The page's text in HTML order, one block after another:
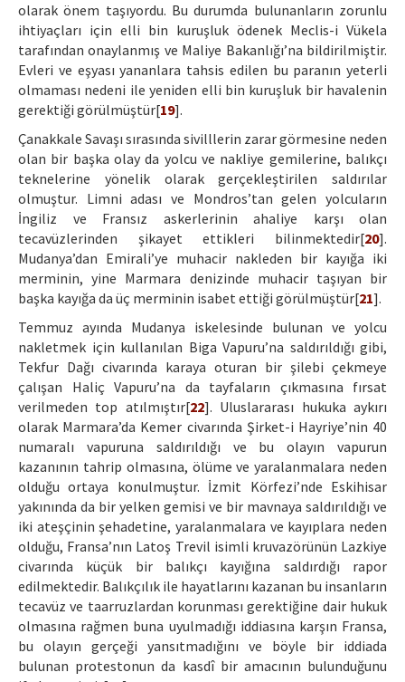
olarak önem taşıyordu. Bu durumda bulunanların zorunlu
ihtiyaçları için elli bin kuruşluk ödenek Meclis-i Vükela
tarafından onaylanmış ve Maliye Bakanlığı’na bildirilmiştir.
Evleri ve eşyası yananlara tahsis edilen bu paranın yeterli
olmaması nedeni ile yeniden elli bin kuruşluk bir havalenin
gerektiği görülmüştür[19].
Çanakkale Savaşı sırasında sivilllerin zarar görmesine neden
olan bir başka olay da yolcu ve nakliye gemilerine, balıkçı
teknelerine yönelik olarak gerçekleştirilen saldırılar
olmuştur. Limni adası ve Mondros’tan gelen yolcuların
İngiliz ve Fransız askerlerinin ahaliye karşı olan
tecavüzlerinden şikayet ettikleri bilinmektedir[20].
Mudanya’dan Emirali’ye muhacir nakleden bir kayığa iki
merminin, yine Marmara denizinde muhacir taşıyan bir
başka kayığa da üç merminin isabet ettiği görülmüştür[21].
Temmuz ayında Mudanya iskelesinde bulunan ve yolcu
nakletmek için kullanılan Biga Vapuru’na saldırıldığı gibi,
Tekfur Dağı civarında karaya oturan bir şilebi çekmeye
çalışan Haliç Vapuru’na da tayfaların çıkmasına fırsat
verilmeden top atılmıştır[22]. Uluslararası hukuka aykırı
olarak Marmara’da Kemer civarında Şirket-i Hayriye’nin 40
numaralı vapuruna saldırıldığı ve bu olayın vapurun
kazanının tahrip olmasına, ölüme ve yaralanmalara neden
olduğu ortaya konulmuştur. İzmit Körfezi’nde Eskihisar
yakınında da bir yelken gemisi ve bir mavnaya saldırıldığı ve
iki ateşçinin şehadetine, yaralanmalara ve kayıplara neden
olduğu, Fransa’nın Latoş Trevil isimli kruvazörünün Lazkiye
civarında küçük bir balıkçı kayığına saldırdığı rapor
edilmektedir. Balıkçılık ile hayatlarını kazanan bu insanların
tecavüz ve taarruzlardan korunması gerektiğine dair hukuk
olmasına rağmen buna uyulmadığı iddiasına karşın Fransa,
bu olayın gerçeği yansıtmadığını ve böyle bir iddiada
bulunan protestonun da kasdî bir amacının bulunduğunu